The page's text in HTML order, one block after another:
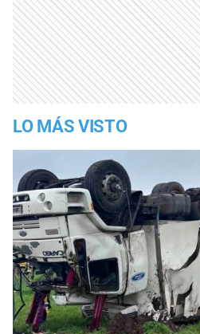
LO MÁS VISTO